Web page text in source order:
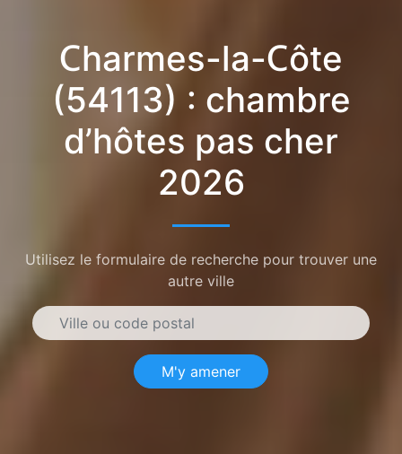
Charmes-la-Côte
(54113) : chambre
d’hôtes pas cher
2026
Utilisez le formulaire de recherche pour trouver une
autre ville
M'y amener